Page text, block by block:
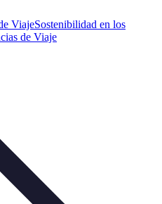
ViajeSostenibilidad en los
de Viaje